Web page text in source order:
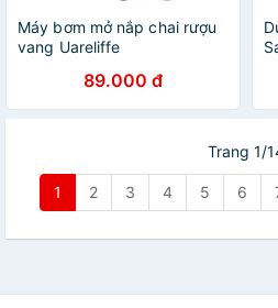
Máy bơm mở nắp chai rượu
vang Uareliffe
89.000 đ
Trang 1/
1 2 3 4 5 6